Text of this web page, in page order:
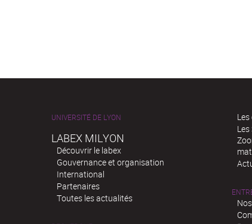
UNIVERSITÉ DE LYON
LABEX MILYON
Découvrir le labex
Gouvernance et organisation
International
Partenaires
Toutes les actualités